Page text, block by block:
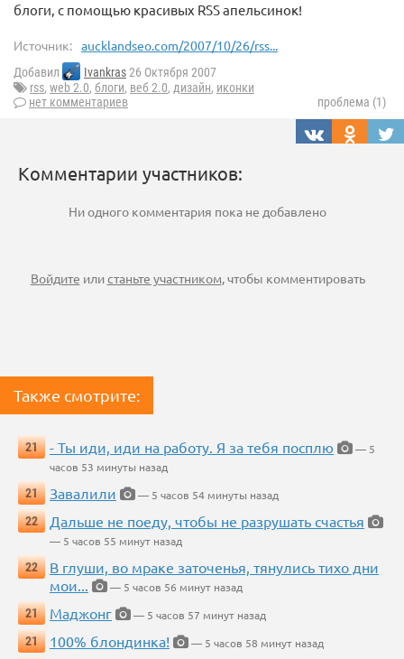
блоги, с помощью красивых RSS апельсинок!
Источник: aucklandseo.com/2007/10/26/rss...
Добавил Ivankras26 Октября 2007
rss, web 2.0, блоги, веб 2.0, дизайн, иконки
нет комментариев
проблема (1)
Комментарии участников:
Ни одного комментария пока не добавлено
Войдите илистаньте участником, чтобы комментировать
Также смотрите:
21 - Ты иди, иди на работу. Я за тебя посплю
— 5
часов 53 минуты назад
21
Завалили
— 5 часов 54 минуты назад
22
Дальше не поеду, чтобы не разрушать счастья
— 5 часов 55 минут назад
22
В глуши, во мраке заточенья, тянулись тихо дни
мои...
— 5 часов 56 минут назад
21
Маджонг
— 5 часов 57 минут назад
21
100% блондинка!
— 5 часов 58 минут назад